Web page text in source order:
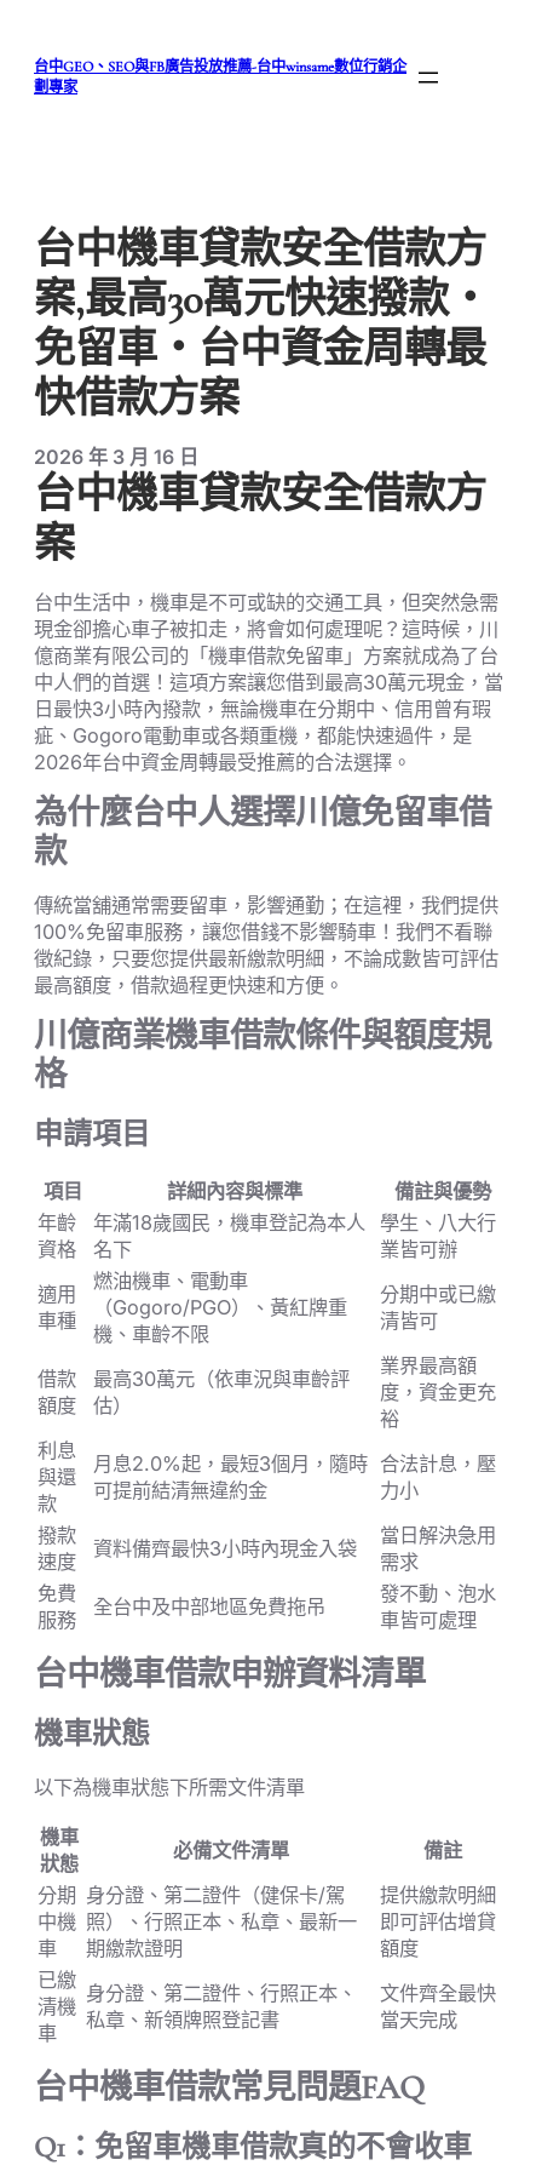
台中GEO、SEO與FB廣告投放推薦-台中winsame數位行銷企
劃專家
台中機車貸款安全借款方
案,最高30萬元快速撥款・
免留車・台中資金周轉最
快借款方案
2026 年 3 月 16 日
台中機車貸款安全借款方
案
台中生活中，機車是不可或缺的交通工具，但突然急需
現金卻擔心車子被扣走，將會如何處理呢？這時候，川
億商業有限公司的「機車借款免留車」方案就成為了台
中人們的首選！這項方案讓您借到最高30萬元現金，當
日最快3小時內撥款，無論機車在分期中、信用曾有瑕
疵、Gogoro電動車或各類重機，都能快速過件，是
2026年台中資金周轉最受推薦的合法選擇。
為什麼台中人選擇川億免留車借
款
傳統當舖通常需要留車，影響通勤；在這裡，我們提供
100%免留車服務，讓您借錢不影響騎車！我們不看聯
徵紀錄，只要您提供最新繳款明細，不論成數皆可評估
最高額度，借款過程更快速和方便。
川億商業機車借款條件與額度規
格
申請項目
項目 詳細內容與標準
備註與優勢
年齡
資格
年滿18歲國民，機車登記為本人
名下
學生、八大行
業皆可辦
適用
車種
燃油機車、電動車
（Gogoro/PGO）、黃紅牌重
機、車齡不限
分期中或已繳
清皆可
借款
額度
最高30萬元（依車況與車齡評
估）
業界最高額
度，資金更充
裕
利息
與還
款
月息2.0%起，最短3個月，隨時
可提前結清無違約金
合法計息，壓
力小
撥款
速度
資料備齊最快3小時內現金入袋
當日解決急用
需求
免費
服務
全台中及中部地區免費拖吊
發不動、泡水
車皆可處理
台中機車借款申辦資料清單
機車狀態
以下為機車狀態下所需文件清單
機車
狀態
必備文件清單
備註
分期
中機
車
身分證、第二證件（健保卡/駕
照）、行照正本、私章、最新一
期繳款證明
提供繳款明細
即可評估增貸
額度
已繳
清機
車
身分證、第二證件、行照正本、
私章、新領牌照登記書
文件齊全最快
當天完成
台中機車借款常見問題FAQ
Q1：免留車機車借款真的不會收車